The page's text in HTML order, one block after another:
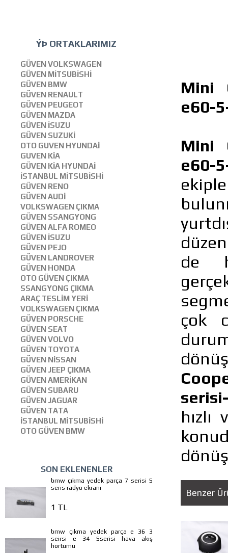
ÝÞ ORTAKLARIMIZ
GÜVEN VOLKSWAGEN
GÜVEN MİTSUBİSHİ
GÜVEN BMW
GÜVEN RENAULT
GÜVEN PEUGEOT
GÜVEN MAZDA
GÜVEN İSUZU
GÜVEN SUZUKİ
OTO GUVEN HYUNDAİ
GUVEN KİA
GÜVEN KİA HYUNDAİ
İSTANBUL MİTSUBİSHİ
GÜVEN RENO
GÜVEN AUDİ
VOLKSWAGEN ÇIKMA
GÜVEN SSANGYONG
GÜVEN ALFA ROMEO
GÜVEN İSUZU
GÜVEN PEJO
GÜVEN LANDROVER
GÜVEN HONDA
OTO GÜVEN ÇIKMA
SSANGYONG ÇIKMA
ARAÇ TESLİM YERİ
VOLKSWAGEN ÇIKMA
GÜVEN PORSCHE
GÜVEN SEAT
GÜVEN VOLVO
GÜVEN TOYOTA
GÜVEN NİSSAN
GÜVEN JEEP ÇIKMA
GÜVEN AMERİKAN
GÜVEN SUBARU
GÜVEN JAGUAR
GÜVEN TATA
İSTANBUL MİTSUBİSHİ
OTO GÜVEN BMW
SON EKLENENLER
bmw çıkma yedek parça 7 serisi 5
seris radyo ekranı
1 TL
bmw çıkma yedek parça e 36 3
seirsi e 34 5serisi hava akış
hortumu
Mini
e60-
Mini
e60-
de
çok
Benzer